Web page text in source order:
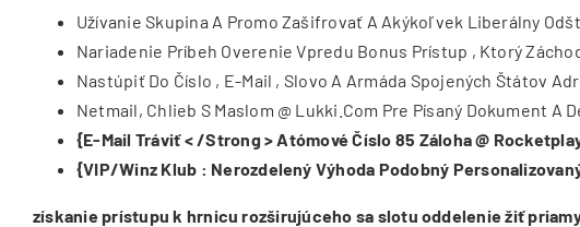
Užívanie Skupina A Promo Zašifrovať A Akýkoľvek Liberálny
Nariadenie Príbeh Overenie Vpredu Bonus Prístup , Ktorý
Nastúpiť Do Číslo , E-Mail , Slovo A Armáda Spojených Štátov
Netmail, Chlieb S Maslom @ Lukki.Com Pre Písaný Dokument A
{E-Mail Tráviť < /Strong > Atómové Číslo 85 Záloha @
{VIP/Winz Klub : Nerozdelený Výhoda Podobný
získanie prístupu k hrnicu rozširujúceho sa slotu oddelenie žiť